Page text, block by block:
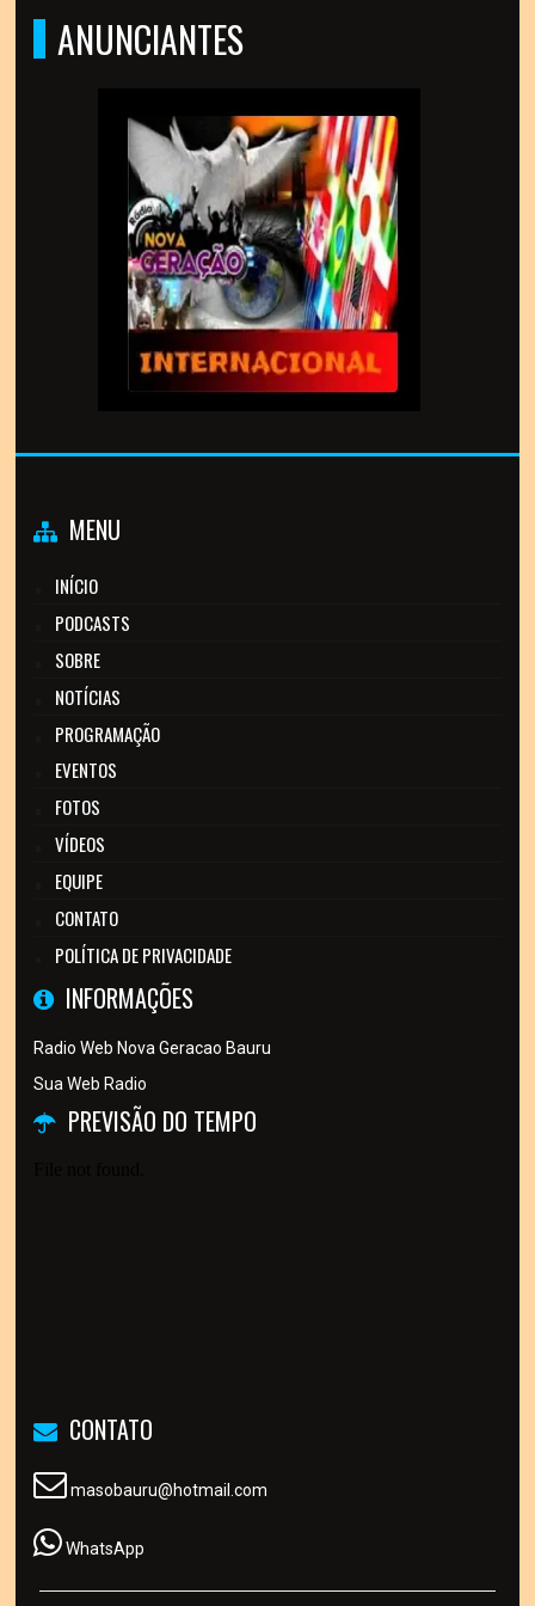
ANUNCIANTES
MENU
INÍCIO
PODCASTS
SOBRE
NOTÍCIAS
PROGRAMAÇÃO
EVENTOS
FOTOS
VÍDEOS
EQUIPE
CONTATO
POLÍTICA DE PRIVACIDADE
INFORMAÇÕES
Radio Web Nova Geracao Bauru
Sua Web Radio
PREVISÃO DO TEMPO
CONTATO
masobauru@hotmail.com
WhatsApp